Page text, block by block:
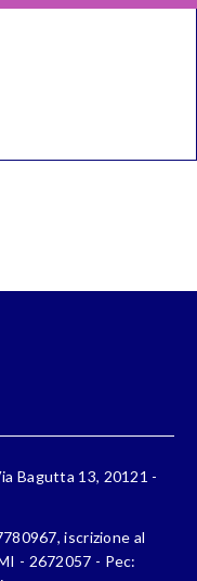
Bagutta 13, 20121 -
iscrizione al
- 2672057 - Pec: